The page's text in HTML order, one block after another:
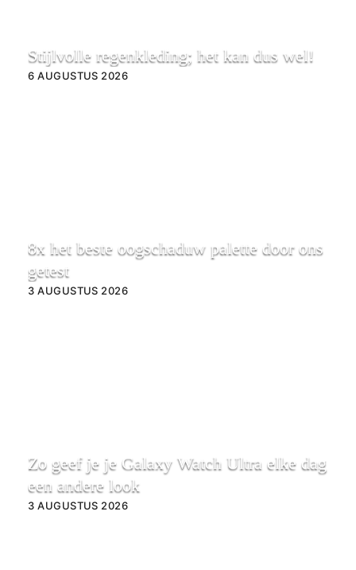
Stijlvolle regenkleding; het kan dus wel!
6 AUGUSTUS 2026
8x het beste oogschaduw palette door ons
getest
3 AUGUSTUS 2026
Zo geef je je Galaxy Watch Ultra elke dag
een andere look
3 AUGUSTUS 2026